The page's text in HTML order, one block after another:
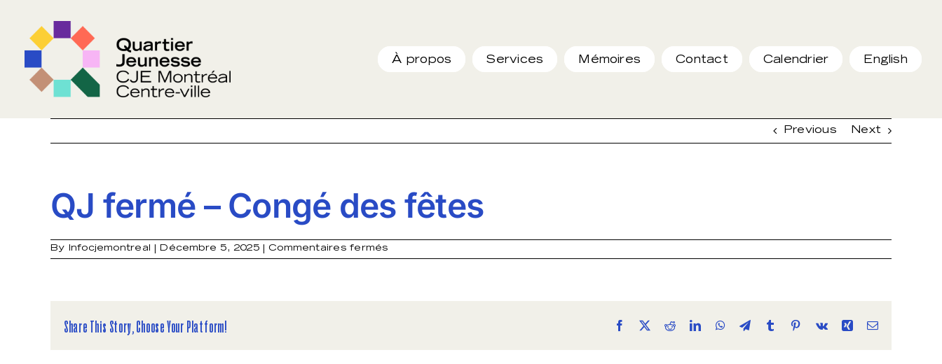
content
À propos Services Mémoires Contact Calendrier English
Previous Next
QJ fermé – Congé des fêtes
By Infocjemontreal Décembre 5, 2025 Commentaires ferméssur
QJ
Share This Story, Choose Your Platform! Facebook RedditLinkedInWhatsApp
TelegramTumblr Pinterest
Vk Xing Email